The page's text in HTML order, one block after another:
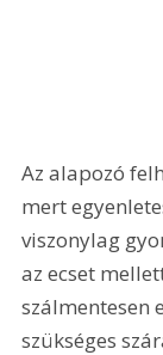
Az alapozó
mert
viszonylag
az ecset
szálmentesen
szükséges